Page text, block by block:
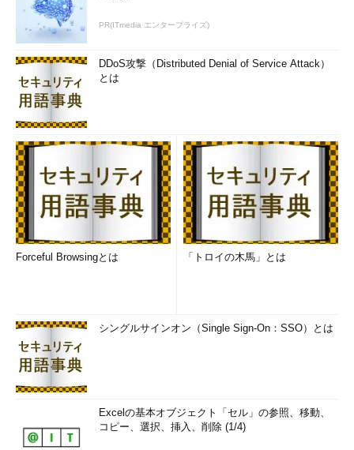
PR(ITmedia エンタープライズ)
DDoS攻撃（Distributed Denial of Service Attack）
とは
Forceful Browsingとは 「トロイの木馬」とは
シングルサインオン（Single Sign-On：SSO）とは
Excelの基本オブジェクト「セル」の参照、移動、
コピー、選択、挿入、削除 (1/4)